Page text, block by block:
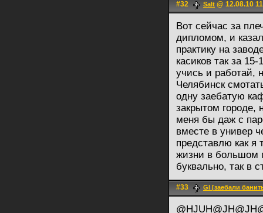
#32 Salt @ 12.08.10
Вот сейчас за
дипломом, и
практику на
касиков так за
учись и работай,
Челябинск
одну заебатую
закрытом городе,
меня бы даж с
вместе в универ
представлю как
жизни в большом
буквально, так в
#33 Gl [заебали